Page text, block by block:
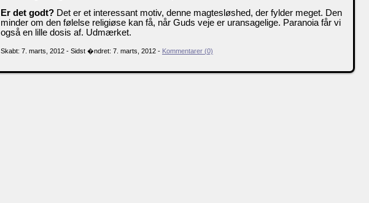
Er det godt? Det er et interessant motiv, denne magtesløshed, der fylder meget. Den
minder om den følelse religiøse kan få, når Guds veje er uransagelige. Paranoia får vi
også en lille dosis af. Udmærket.
Skabt: 7. marts, 2012 - Sidst �ndret: 7. marts, 2012 - Kommentarer (0)